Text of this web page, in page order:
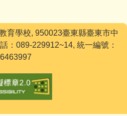
育學校, 950023臺東縣臺東市中
：089-229912~14, 統一編號：